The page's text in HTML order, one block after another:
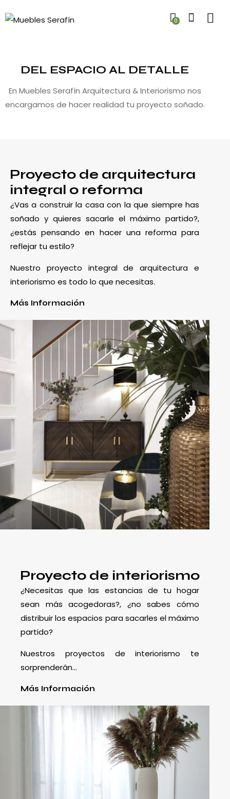
0
DEL ESPACIO AL DETALLE
En Muebles Serafín Arquitectura & Interiorismo nos
encargamos de hacer realidad tu proyecto soñado.
Proyecto de arquitectura
integral o reforma
¿Vas a construir la casa con la que siempre has
soñado y quieres sacarle el máximo partido?,
¿estás pensando en hacer una reforma para
reflejar tu estilo?
Nuestro proyecto integral de arquitectura e
interiorismo es todo lo que necesitas.
Más Información
Proyecto de interiorismo
¿Necesitas que las estancias de tu hogar
sean más acogedoras?, ¿no sabes cómo
distribuir los espacios para sacarles el máximo
partido?
Nuestros proyectos de interiorismo te
sorprenderán…
Más Información